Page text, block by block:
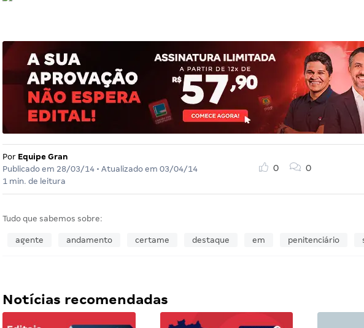
Por Equipe Gran
Publicado em 28/03/14• Atualizado em 03/04/14
1 min. de leitura
0 0
Tudo que sabemos sobre:
agente andamento certame destaque em penitenciário
Notícias recomendadas